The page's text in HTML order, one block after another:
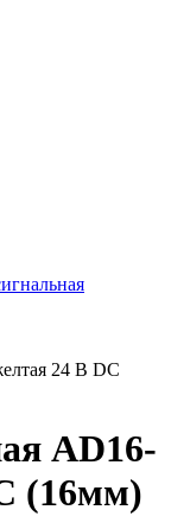
24 В DC
AD16-
(16мм)